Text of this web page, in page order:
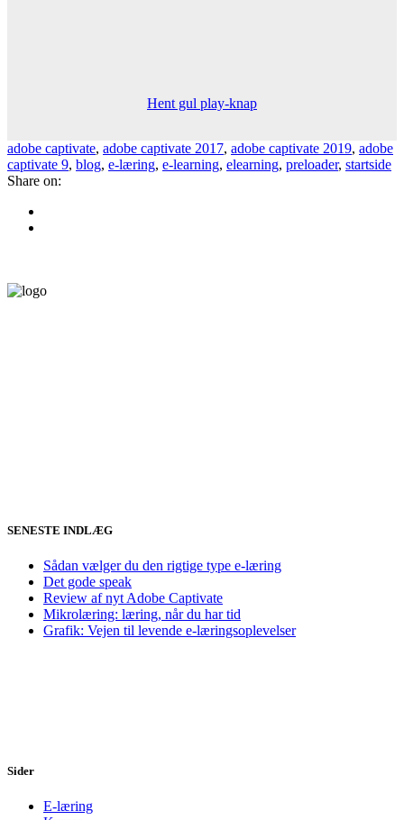
Hent gul play-knap
adobe captivate, adobe captivate 2017, adobe captivate 2019, adobe
captivate 9, blog, e-læring, e-learning, elearning, preloader, startside
Share on:
SENESTE INDLÆG
Sådan vælger du den rigtige type e-læring
Det gode speak
Review af nyt Adobe Captivate
Mikrolæring: læring, når du har tid
Grafik: Vejen til levende e-læringsoplevelser
Sider
E-læring